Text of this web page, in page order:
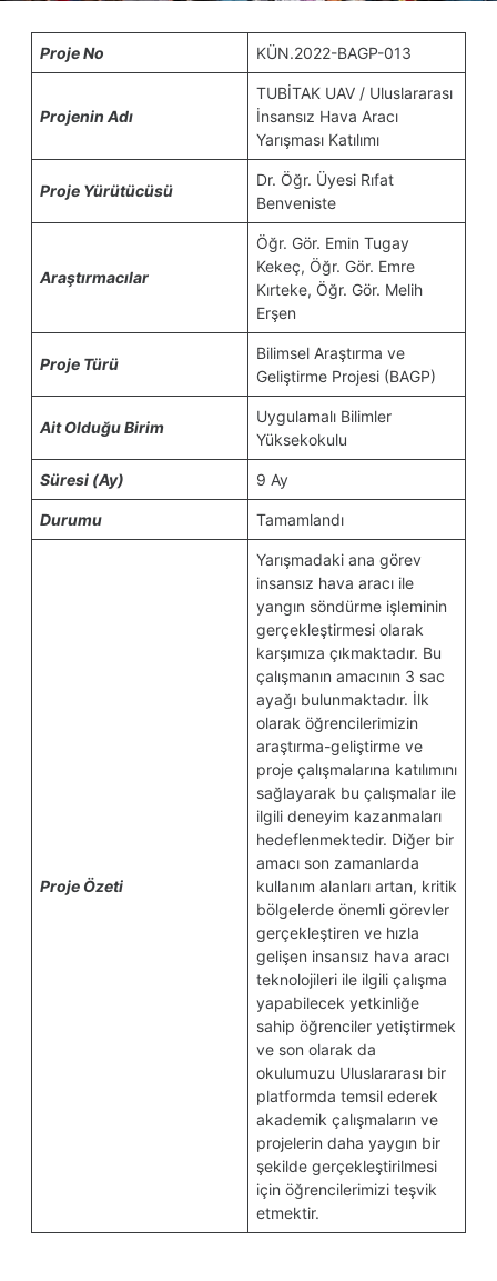
Proje No KÜN.2022-BAGP-013
Projenin Adı
TUBİTAK UAV / Uluslararası
İnsansız Hava Aracı
Yarışması Katılımı
Proje Yürütücüsü
Dr. Öğr. Üyesi Rıfat
Benveniste
Araştırmacılar
Öğr. Gör. Emin Tugay
Kekeç, Öğr. Gör. Emre
Kırteke, Öğr. Gör. Melih
Erşen
Proje Türü
Bilimsel Araştırma ve
Geliştirme Projesi (BAGP)
Ait Olduğu Birim
Uygulamalı Bilimler
Yüksekokulu
Süresi (Ay) 9 Ay
Durumu Tamamlandı
Proje Özeti
Yarışmadaki ana görev
insansız hava aracı ile
yangın söndürme işleminin
gerçekleştirmesi olarak
karşımıza çıkmaktadır. Bu
çalışmanın amacının 3 sac
ayağı bulunmaktadır. İlk
olarak öğrencilerimizin
araştırma-geliştirme ve
proje çalışmalarına katılımını
sağlayarak bu çalışmalar ile
ilgili deneyim kazanmaları
hedeflenmektedir. Diğer bir
amacı son zamanlarda
kullanım alanları artan, kritik
bölgelerde önemli görevler
gerçekleştiren ve hızla
gelişen insansız hava aracı
teknolojileri ile ilgili çalışma
yapabilecek yetkinliğe
sahip öğrenciler yetiştirmek
ve son olarak da
okulumuzu Uluslararası bir
platformda temsil ederek
akademik çalışmaların ve
projelerin daha yaygın bir
şekilde gerçekleştirilmesi
için öğrencilerimizi teşvik
etmektir.